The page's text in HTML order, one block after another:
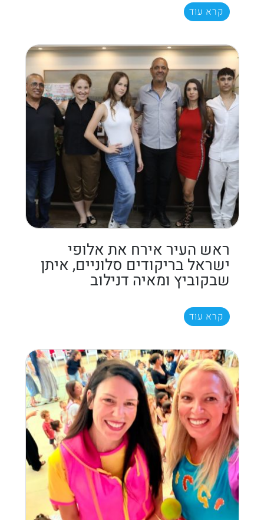
קרא עוד
ראש העיר אירח את אלופי
ישראל בריקודים סלוניים, איתן
שבקוביץ ומאיה דנילוב
קרא עוד